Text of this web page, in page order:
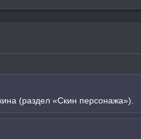
(раздел «Скин персонажа»).